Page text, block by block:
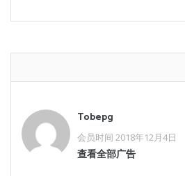
Tobepg
会员时间 2018年12月4日
查看全部广告